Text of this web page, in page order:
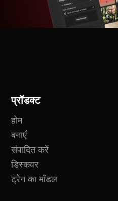
प्रॉडक्ट
होम
बनाएँ
संपादित करें
डिस्कवर
ट्रेन का मॉडल